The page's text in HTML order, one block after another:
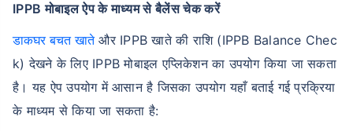
IPPB मोबाइल ऐप के माध्यम से बैलेंस चेक करें
डाकघर बचत खातेऔर IPPB खाते की राशि (IPPB Balance Chec
k) देखने के लिए IPPB मोबाइल एप्लिकेशन का उपयोग किया जा सकता
है। यह ऐप उपयोग में आसान है जिसका उपयोग यहाँ बताई गई प्रक्रिया
के माध्यम से किया जा सकता है: